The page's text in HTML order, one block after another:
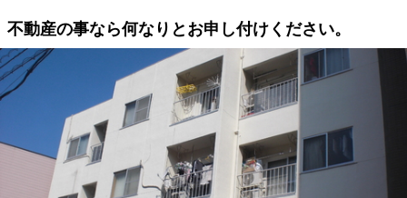
不動産の事なら何なりとお申し付けください。